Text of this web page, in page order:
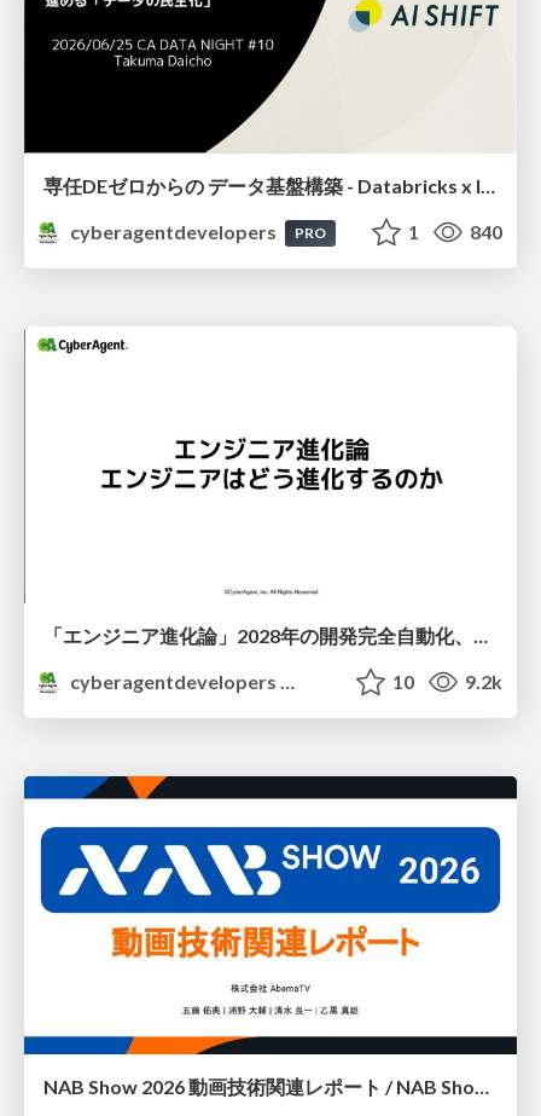
専任DEゼロからの データ基盤構築 - Databricks x IaC x AIで 進める「データの民主化」-
cyberagentdevelopers
PRO 1 840
「エンジニア進化論」2028年の開発完全自動化、エンジニアはどう進化するか
cyberagentdevelopers
10 9.2k
NAB Show 2026 動画技術関連レポート / NAB Show 2026 Report